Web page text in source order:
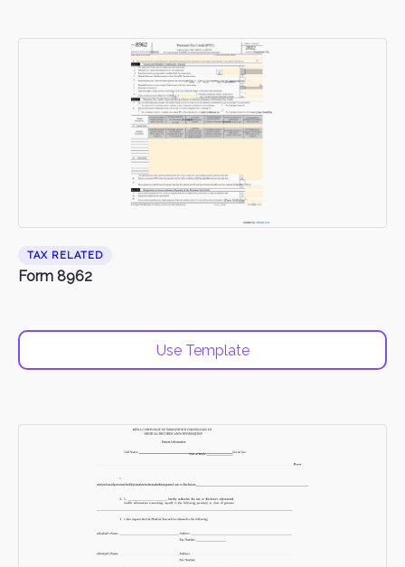
TAX RELATED
Form 8962
Use Template